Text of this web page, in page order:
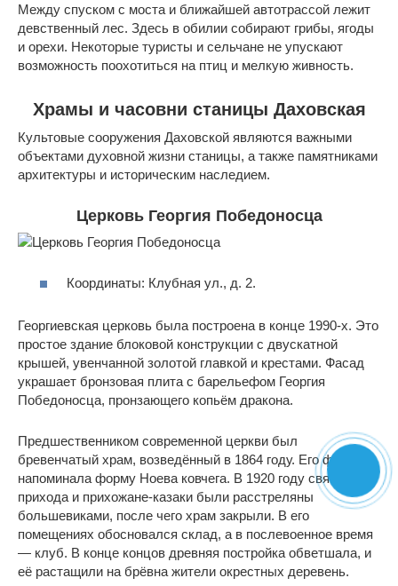
Между спуском с моста и ближайшей автотрассой лежит
девственный лес. Здесь в обилии собирают грибы, ягоды
и орехи. Некоторые туристы и сельчане не упускают
возможность поохотиться на птиц и мелкую живность.
Храмы и часовни станицы Даховская
Культовые сооружения Даховской являются важными
объектами духовной жизни станицы, а также памятниками
архитектуры и историческим наследием.
Церковь Георгия Победоносца
Координаты: Клубная ул., д. 2.
Георгиевская церковь была построена в конце 1990-х. Это
простое здание блоковой конструкции с двускатной
крышей, увенчанной золотой главкой и крестами. Фасад
украшает бронзовая плита с барельефом Георгия
Победоносца, пронзающего копьём дракона.
Предшественником современной церкви был
бревенчатый храм, возведённый в 1864 году. Его форма
напоминала форму Ноева ковчега. В 1920 году священник
прихода и прихожане-казаки были расстреляны
большевиками, после чего храм закрыли. В его
помещениях обосновался склад, а в послевоенное время
— клуб. В конце концов древняя постройка обветшала, и
её растащили на брёвна жители окрестных деревень.